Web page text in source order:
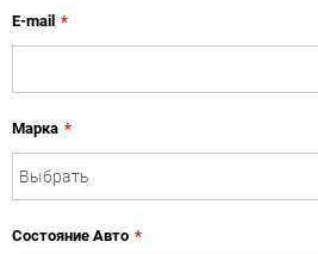
E-mail *
Марка *
Состояние Авто *